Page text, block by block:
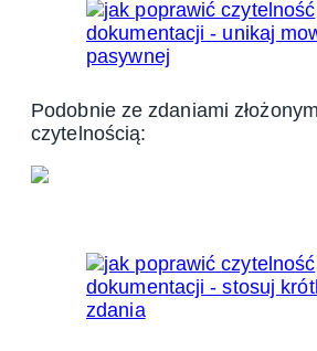
Podobnie ze zdaniami
czytelnością: